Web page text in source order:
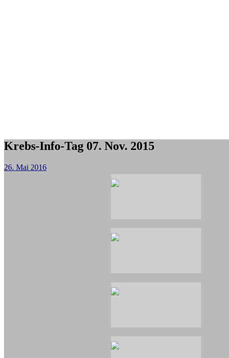
Krebs-Info-Tag 07. Nov. 2015
26. Mai 2016